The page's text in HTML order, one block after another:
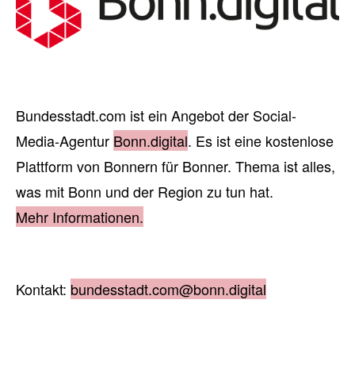
Bundesstadt.com ist ein Angebot der Social-
Media-Agentur Bonn.digital. Es ist eine kostenlose
Plattform von Bonnern für Bonner. Thema ist alles,
was mit Bonn und der Region zu tun hat.
Mehr Informationen.
Kontakt: bundesstadt.com@bonn.digital